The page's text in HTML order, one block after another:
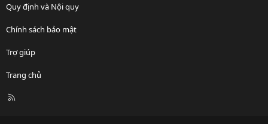
Quy định và Nội quy
Chính sách bảo mật
Trợ giúp
Trang chủ
R